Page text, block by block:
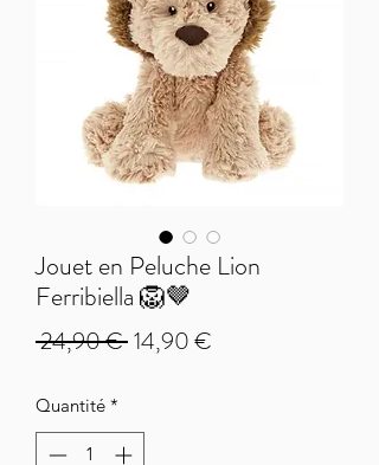
Jouet en Peluche Lion
Ferribiella 🦁🤎
24,90 € Prix
14,90 €
Quantité *